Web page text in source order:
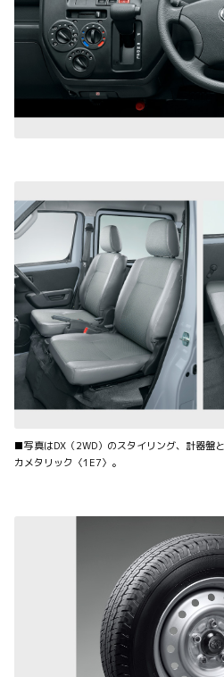
■写真はDX（2WD）のスタイリング、計器盤
カメタリック〈1E7〉。